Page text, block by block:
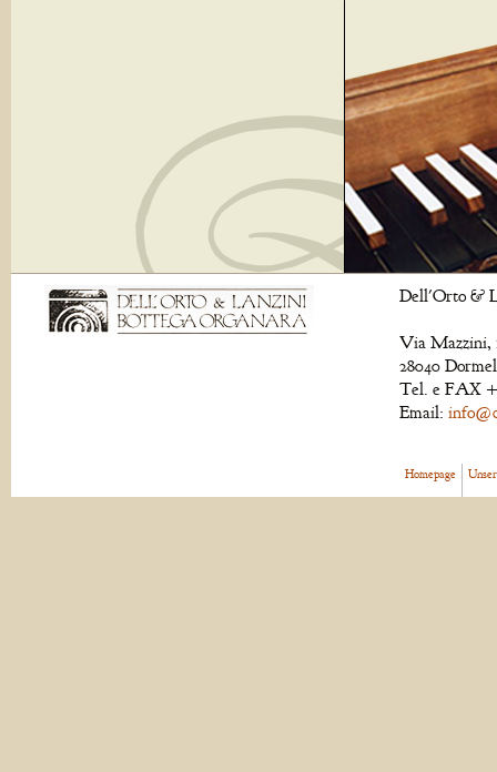
Dell'Orto &
Via Mazzini,
28040
Tel. e FAX
Email:
Homepage